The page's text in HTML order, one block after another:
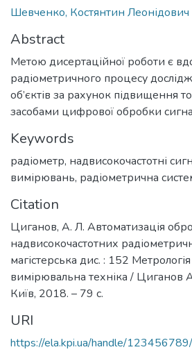
Шевченко, Костянтин Леонідович
Abstract
Метою дисертаційної роботи є
радіометричного процесу
об’єктів за рахунок підвищення
засобами цифрової обробки
Keywords
радіометр, надвисокочастотні
вимірювань, радіометрична
Citation
Циганов, А. Л. Автоматизація
надвисокочастотних
магістерська дис. : 152
вимірювальна техніка / Циганов
Київ, 2018. – 79 с.
URI
https://ela.kpi.ua/handle/